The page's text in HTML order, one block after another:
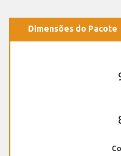
Dimensões do Pacote